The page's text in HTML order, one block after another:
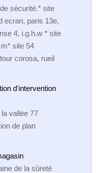
sécurité.* site
ecran, paris 13e,
4, i.g.h.w * site
site 54
corosa, rueil
d'intervention
vallée 77
de plan
de la sûreté